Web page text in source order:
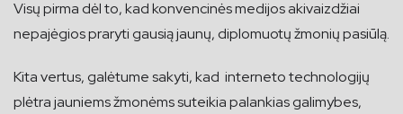
Visų pirma dėl to, kad konvencinės medijos akivaizdžiai
nepajėgios praryti gausią jaunų, diplomuotų žmonių pasiūlą.
Kita vertus, galėtume sakyti, kad interneto technologijų
plėtra jauniems žmonėms suteikia palankias galimybes,